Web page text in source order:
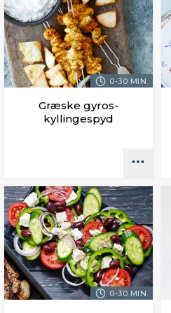
0-30 MIN.
Græske gyros-
kyllingespyd
0-30 MIN.